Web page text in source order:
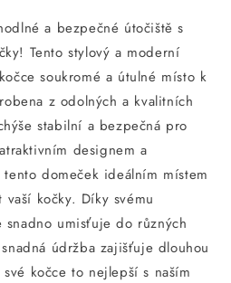
a bezpečné útočiště s
Tento stylový a moderní
soukromé a útulné místo k
z odolných a kvalitních
stabilní a bezpečná pro
designem a
domeček ideálním místem
kočky. Díky svému
snadno umisťuje do různých
údržba zajišťuje dlouhou
kočce to nejlepší s naším